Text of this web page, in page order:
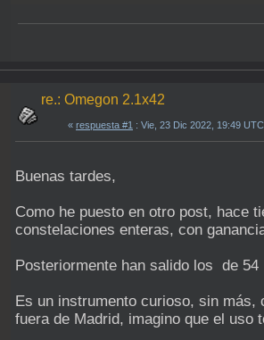
re.: Omegon 2.1x42
« respuesta #1 : Vie, 23 Dic 2022, 19:49
Buenas tardes,
Como he puesto en otro post, hace
constelaciones enteras, con
Posteriormente han salido los de
Es un instrumento curioso, sin más,
fuera de Madrid, imagino que el uso